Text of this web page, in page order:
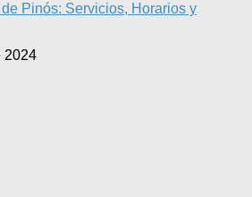
Pinós: Servicios, Horarios y
2024